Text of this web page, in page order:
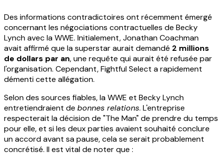
Des informations contradictoires ont récemment émergé
concernant les négociations contractuelles de Becky
Lynch avec la WWE. Initialement, Jonathan Coachman
avait affirmé que la superstar aurait demandé 2 millions
de dollars par an, une requête qui aurait été refusée par
l'organisation. Cependant, Fightful Select a rapidement
démenti cette allégation.
Selon des sources fiables, la WWE et Becky Lynch
entretiendraient de bonnes relations. L'entreprise
respecterait la décision de "The Man" de prendre du temps
pour elle, et si les deux parties avaient souhaité conclure
un accord avant sa pause, cela se serait probablement
concrétisé. Il est vital de noter que :